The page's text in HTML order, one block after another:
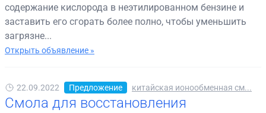
содержание кислорода в неэтилированном бензине и
заставить его сгорать более полно, чтобы уменьшить
загрязне...
Открыть объявление »
22.09.2022 Предложение китайская ионообменная см...
Смола для восстановления